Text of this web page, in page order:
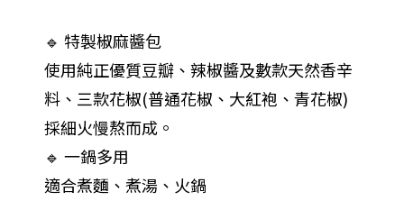
🔹 特製椒麻醬包
使用純正優質豆瓣、辣椒醬及數款天然香辛
料、三款花椒(普通花椒、大紅袍、青花椒)
採細火慢熬而成。
🔹 一鍋多用
適合煮麵、煮湯、火鍋